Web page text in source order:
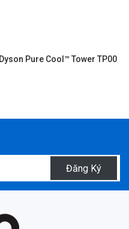
Pure Cool™ Tower TP00
Đăng Ký